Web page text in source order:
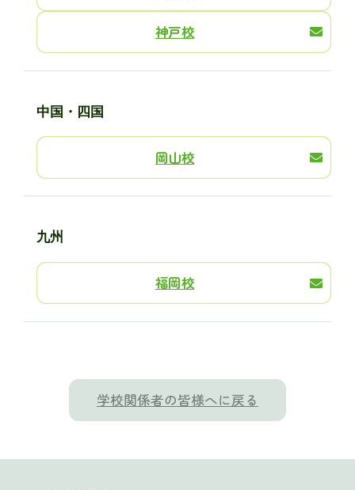
神戸校
中国・四国
岡山校
九州
福岡校
学校関係者の皆様へに戻る